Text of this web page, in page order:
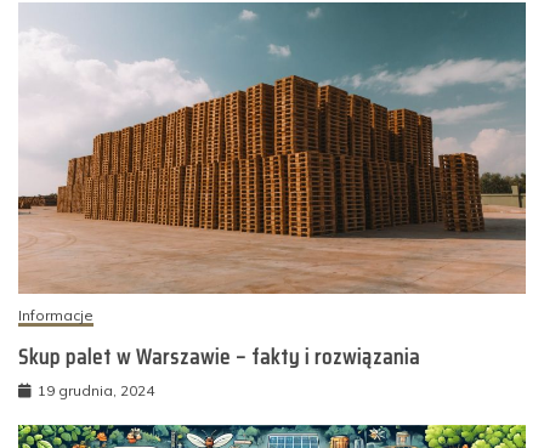
Informacje
Skup palet w Warszawie – fakty i rozwiązania
19 grudnia, 2024